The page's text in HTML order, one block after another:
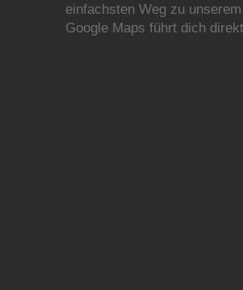
einfachsten Weg zu
Google Maps führt dich